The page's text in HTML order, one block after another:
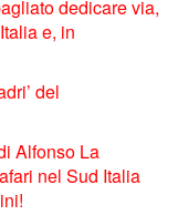
dedicare via,
e, in
del
Alfonso La
nel Sud Italia